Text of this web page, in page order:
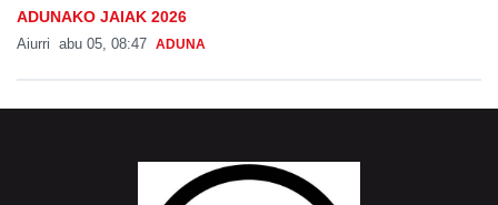
ADUNAKO JAIAK 2026
Aiurri abu 05, 08:47 ADUNA